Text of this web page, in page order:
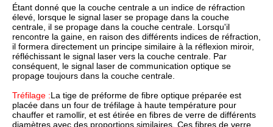
Étant donné que la couche centrale a un indice de réfraction
élevé, lorsque le signal laser se propage dans la couche
centrale, il se propage dans la couche centrale. Lorsqu'il
rencontre la gaine, en raison des différents indices de réfraction,
il formera directement un principe similaire à la réflexion miroir,
réfléchissant le signal laser vers la couche centrale. Par
conséquent, le signal laser de communication optique se
propage toujours dans la couche centrale.
Tréfilage :La tige de préforme de fibre optique préparée est
placée dans un four de tréfilage à haute température pour
chauffer et ramollir, et est étirée en fibres de verre de différents
diamètres avec des proportions similaires. Ces fibres de verre